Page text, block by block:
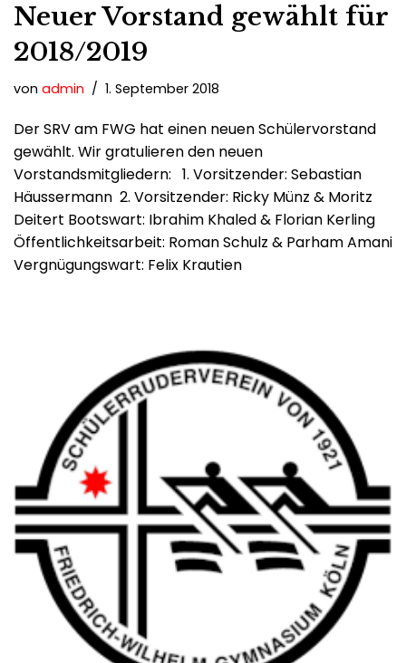
Neuer Vorstand gewählt für
2018/2019
von admin 1. September 2018
Der SRV am FWG hat einen neuen Schülervorstand
gewählt. Wir gratulieren den neuen
Vorstandsmitgliedern: 1. Vorsitzender: Sebastian
Häussermann 2. Vorsitzender: Ricky Münz & Moritz
Deitert Bootswart: Ibrahim Khaled & Florian Kerling
Öffentlichkeitsarbeit: Roman Schulz & Parham Amani
Vergnügungswart: Felix Krautien